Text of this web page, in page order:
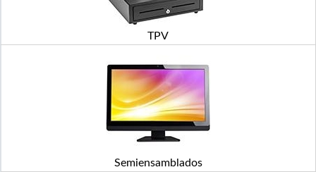
TPV
Semiensamblados